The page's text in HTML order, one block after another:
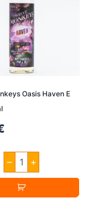
Oasis Haven E
–
Twelve
Monkeys
Oasis
Haven
E
+